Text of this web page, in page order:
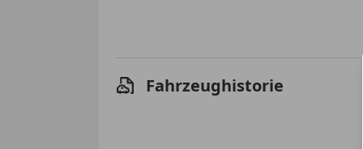
Fahrzeughistorie